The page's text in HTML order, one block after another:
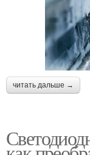
читать дальше →